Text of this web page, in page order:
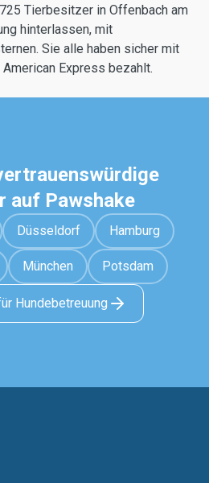
Tierbesitzer in Offenbach am
hinterlassen, mit
Sie alle haben sicher mit
Express bezahlt.
auf Pawshake
Düsseldorf Hamburg
München Potsdam
Hundebetreuung